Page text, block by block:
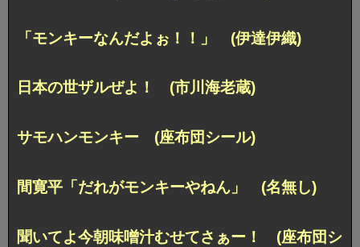
「モンキーなんだよぉ！！」 (伊達伊織)
日本の世ザルぜよ！ (市川海老蔵)
サモハンモンキー (座布団シール)
間寛平「だれがモンキーやねん」 (名無し)
聞いてよ今朝味噌汁むせてさぁー！ (座布団シ